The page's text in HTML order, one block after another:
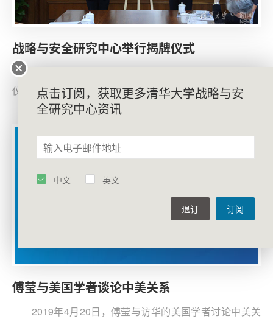
战略与安全研究中心举行揭牌仪式
仪式在工字厅举行。
傅莹与美国学者谈论中美关系
2019年4月20日，傅莹与访华的美国学者讨论中美关
点击订阅，获取更多清华大学战略与安
全研究中心资讯
中文 英文
订阅
退订